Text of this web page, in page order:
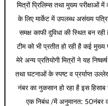
मित्रों प्रिलिम्स तथा मुख्य परीक्षाओं
के लिए मार्केट में उपलब्ध असंख्य
समक्ष काफी दुविधा की स्थित बन
टीम को भी प्रतीत हो रही है कई मुख्य
मेरे अन्य प्रतियोगी मित्रों ने यह
तथा घटनाओं के स्पष्ट व प्रर्याप्त
नंबर का नुकसान हो रहा है इस
एक निबंध /में अनुमानत: 50नंबर